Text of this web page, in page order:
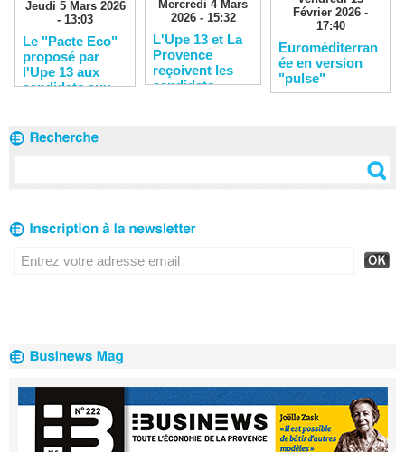
Jeudi 5 Mars 2026
- 13:03
Le "Pacte Eco"
proposé par
l'Upe 13 aux
candidats aux
Mercredi 4 Mars
2026 - 15:32
L'Upe 13 et La
Provence
reçoivent les
candidats
Février 2026 -
17:40
Euroméditerran
ée en version
"pulse"